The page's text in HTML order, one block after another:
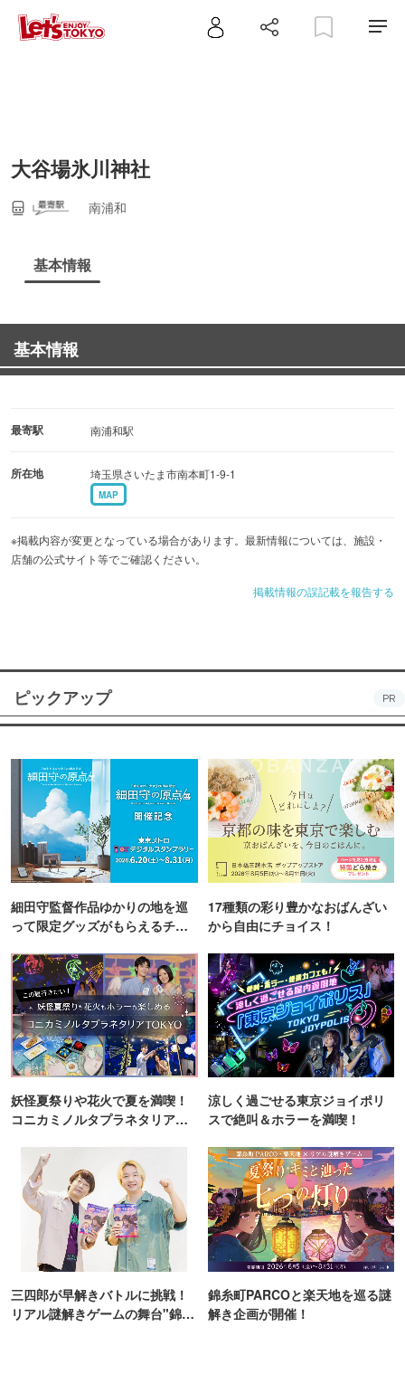
大谷場氷川神社
南浦和
基本情報
基本情報
最寄駅 南浦和駅
所在地 埼玉県さいたま市南本町1-9-1
MAP
※掲載内容が変更となっている場合があります。最新情報については、施設・
店舗の公式サイト等でご確認ください。
掲載情報の誤記載を報告する
ピックアップ PR
細田守監督作品ゆかりの地を巡
って限定グッズがもらえるチャ
17種類の彩り豊かなおばんざい
から自由にチョイス！
妖怪夏祭りや花火で夏を満喫！
コニカミノルタプラネタリア
涼しく過ごせる東京ジョイポリ
スで絶叫＆ホラーを満喫！
三四郎が早解きバトルに挑戦！
リアル謎解きゲームの舞台"錦糸
錦糸町PARCOと楽天地を巡る謎
解き企画が開催！